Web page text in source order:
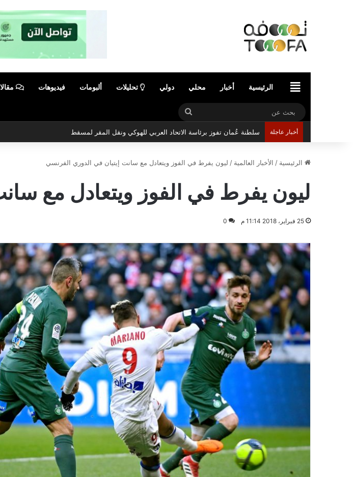
الرئيسيةالرئيسية أخبار محلي دولي تحليلات ألبومات فيديوهات
بحث
عن
أخبار عاجلة سلطنة عُمان تفوز برئاسة الاتحاد العربي للهوكي ونقل المقر لمسقط
الرئيسية / الأخبار العالمية / ليون يفرط في الفوز ويتعادل مع سانت إيتيان في الدوري الفرنسي
ليون يفرط في الفوز ويتعادل مع
25 فبراير، 2018 11:14 م 0